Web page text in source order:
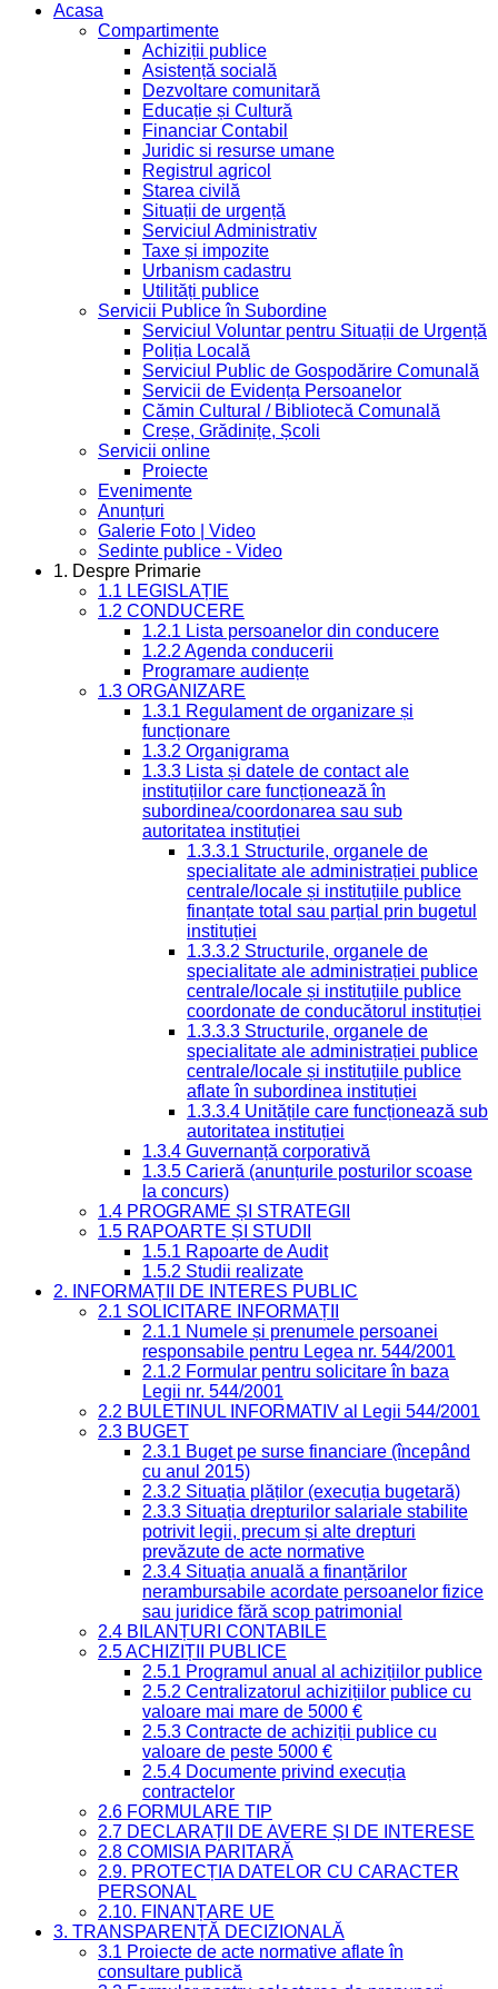
Acasa
Compartimente
Achiziții publice
Asistență socială
Dezvoltare comunitară
Educație și Cultură
Financiar Contabil
Juridic si resurse umane
Registrul agricol
Starea civilă
Situații de urgență
Serviciul Administrativ
Taxe și impozite
Urbanism cadastru
Utilități publice
Servicii Publice în Subordine
Serviciul Voluntar pentru Situații de Urgență
Poliția Locală
Serviciul Public de Gospodărire Comunală
Servicii de Evidența Persoanelor
Cămin Cultural / Bibliotecă Comunală
Creșe, Grădinițe, Școli
Servicii online
Proiecte
Evenimente
Anunțuri
Galerie Foto | Video
Sedinte publice - Video
1. Despre Primarie
1.1 LEGISLAȚIE
1.2 CONDUCERE
1.2.1 Lista persoanelor din conducere
1.2.2 Agenda conducerii
Programare audiențe
1.3 ORGANIZARE
1.3.1 Regulament de organizare și
funcționare
1.3.2 Organigrama
1.3.3 Lista și datele de contact ale
instituțiilor care funcționează în
subordinea/coordonarea sau sub
autoritatea instituției
1.3.3.1 Structurile, organele de
specialitate ale administrației publice
centrale/locale și instituțiile publice
finanțate total sau parțial prin bugetul
instituției
1.3.3.2 Structurile, organele de
specialitate ale administrației publice
centrale/locale și instituțiile publice
coordonate de conducătorul instituției
1.3.3.3 Structurile, organele de
specialitate ale administrației publice
centrale/locale și instituțiile publice
aflate în subordinea instituției
1.3.3.4 Unitățile care funcționează sub
autoritatea instituției
1.3.4 Guvernanță corporativă
1.3.5 Carieră (anunțurile posturilor scoase
la concurs)
1.4 PROGRAME ȘI STRATEGII
1.5 RAPOARTE ȘI STUDII
1.5.1 Rapoarte de Audit
1.5.2 Studii realizate
2. INFORMAȚII DE INTERES PUBLIC
2.1 SOLICITARE INFORMAȚII
2.1.1 Numele și prenumele persoanei
responsabile pentru Legea nr. 544/2001
2.1.2 Formular pentru solicitare în baza
Legii nr. 544/2001
2.2 BULETINUL INFORMATIV al Legii 544/2001
2.3 BUGET
2.3.1 Buget pe surse financiare (începând
cu anul 2015)
2.3.2 Situația plăților (execuția bugetară)
2.3.3 Situația drepturilor salariale stabilite
potrivit legii, precum și alte drepturi
prevăzute de acte normative
2.3.4 Situația anuală a finanțărilor
nerambursabile acordate persoanelor fizice
sau juridice fără scop patrimonial
2.4 BILANȚURI CONTABILE
2.5 ACHIZIȚII PUBLICE
2.5.1 Programul anual al achizițiilor publice
2.5.2 Centralizatorul achizițiilor publice cu
valoare mai mare de 5000 €
2.5.3 Contracte de achiziții publice cu
valoare de peste 5000 €
2.5.4 Documente privind execuția
contractelor
2.6 FORMULARE TIP
2.7 DECLARAȚII DE AVERE ȘI DE INTERESE
2.8 COMISIA PARITARĂ
2.9. PROTECȚIA DATELOR CU CARACTER
PERSONAL
2.10. FINANȚARE UE
3. TRANSPARENȚĂ DECIZIONALĂ
3.1 Proiecte de acte normative aflate în
consultare publică